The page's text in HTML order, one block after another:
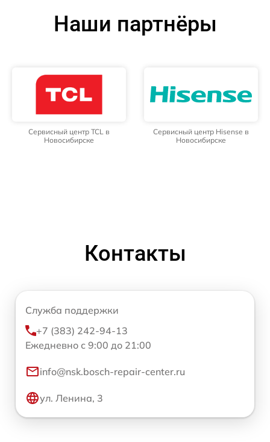
Наши партнёры
Сервисный центр TCL в
Новосибирске
Сервисный центр Hisense в
Новосибирске
Контакты
Служба поддержки
+7 (383) 242-94-13
Ежедневно с 9:00 до 21:00
info@nsk.bosch-repair-center.ru
ул. Ленина, 3